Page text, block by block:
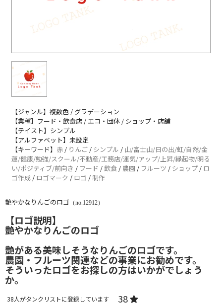
【ジャンル】複数色 / グラデーション
【業種】フード・飲食店 / エコ・団体 / ショップ・店舗
【テイスト】シンプル
【アルファベット】未設定
【キーワード】 赤 / りんご / シンプル / 山/富士山/日の出/虹/自然/金
運/健康/勉強/スクール/不動産/工務店/運気/アップ/上昇/縁起物/明る
い/ポジティブ/前向き / フード /飲食 / 農園 / フルーツ / ショップ / ロ
ゴ作成 / ロゴマーク / ロゴ / 制作
艶やかなりんごのロゴ （no.12912）
【ロゴ説明】
艶やかなりんごのロゴ
艶がある美味しそうなりんごのロゴです。
農園・フルーツ関連などの事業にお勧めです。
そういったロゴをお探しの方はいかがでしょう
か。
38人がタンクリストに登録しています 38